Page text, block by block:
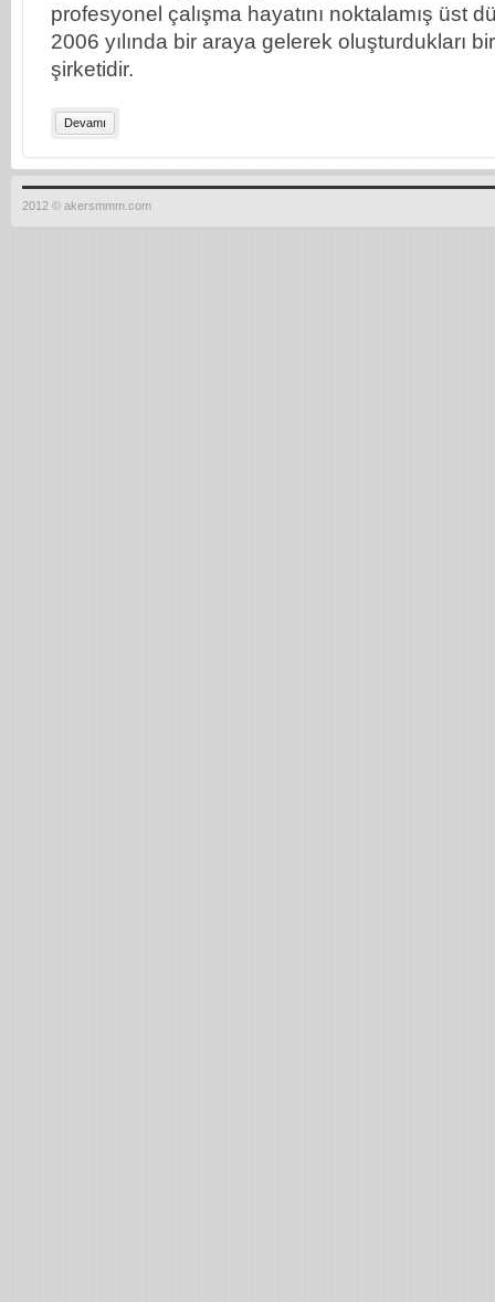
profesyonel çalışma hayatını noktalamış üst
2006 yılında bir araya gelerek oluşturdukları
şirketidir.
Devamı
2012 © akersmmm.com